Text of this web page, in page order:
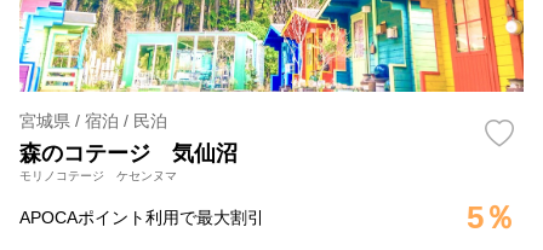
宮城県 / 宿泊 / 民泊
森のコテージ 気仙沼
モリノコテージ ケセンヌマ
APOCAポイント利用で最大割引 5％